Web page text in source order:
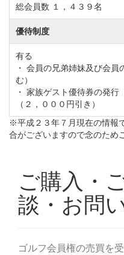
総会員数 １，４３９名
優待制度
有る
・ 会員の兄弟姉妹及び会
む）
・ 家族ゲスト優待券の発
（２，０００円引き）
※平成２３年７月現在の情報
合がございますので念のため